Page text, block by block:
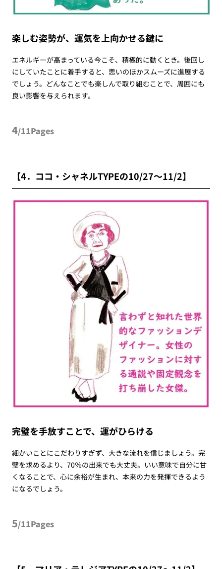
楽しむ姿勢が、運気を上向かせる鍵に
エネルギーが高まっている今こそ、積極的に動くとき。後回し
にしていたことに着手すると、思いのほかスムーズに進展する
でしょう。どんなことでも楽しんで取り組むことで、周囲にも
良い影響を与えられます。
4/11Pages
【4．ココ・シャネルTYPEの10/27～11/2】
完璧を手放すことで、運がひらける
細かいことにこだわりすぎず、大きな流れを信じましょう。完
璧を求めるより、70％の出来でも大丈夫。いい意味で自分に甘
くなることで、心に余裕が生まれ、本来の力を発揮できるよう
になるでしょう。
5/11Pages